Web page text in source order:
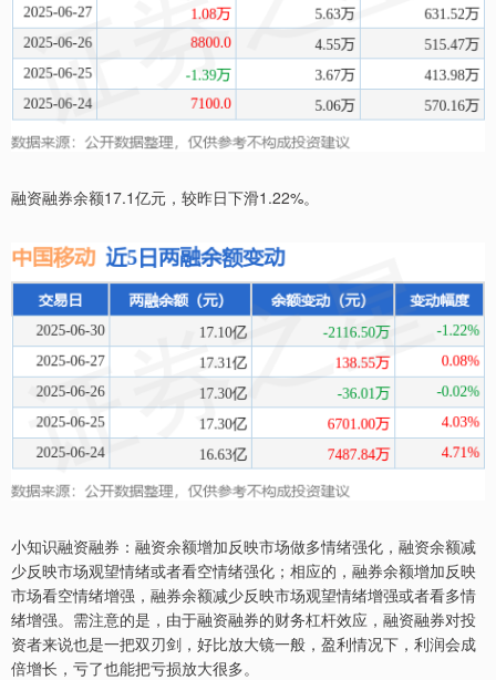
融资融券余额17.1亿元，较昨日下滑1.22%。
小知识融资融券：融资余额增加反映市场做多情绪强化，融资余额减
少反映市场观望情绪或者看空情绪强化；相应的，融券余额增加反映
市场看空情绪增强，融券余额减少反映市场观望情绪增强或者看多情
绪增强。需注意的是，由于融资融券的财务杠杆效应，融资融券对投
资者来说也是一把双刃剑，好比放大镜一般，盈利情况下，利润会成
倍增长，亏了也能把亏损放大很多。